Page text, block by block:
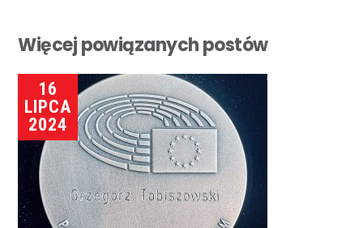
Więcej powiązanych postów
16
LIPCA
2024